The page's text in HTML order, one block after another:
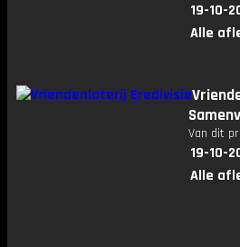
19-10-
Alle
Van dit
19-10-
Alle